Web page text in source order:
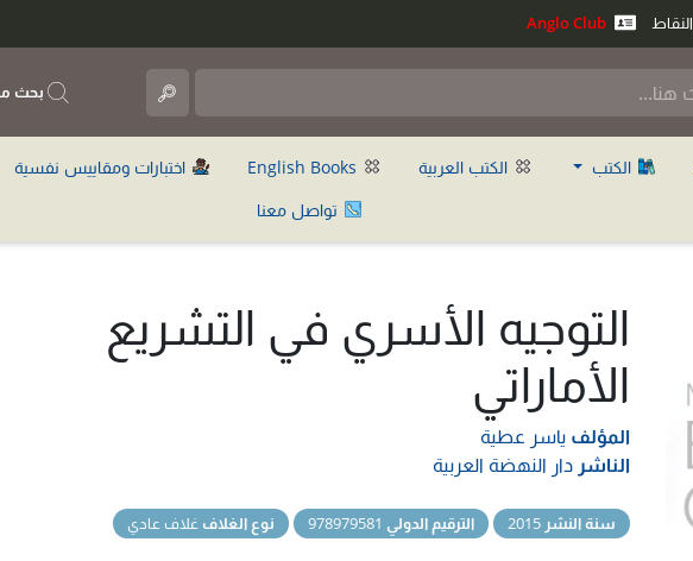
النقاط
بحث
الكتب الكتب العربية اختبارات ومقاييس نفسية
تواصل معنا
التوجيه الأسري في التشريع
الأماراتي
المؤلف ياسر عطية
الناشر دار النهضة العربية
سنة النشر الترقيم الدولي نوع الغلاف غلاف عادي